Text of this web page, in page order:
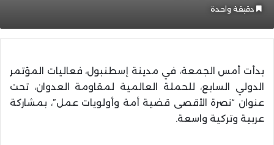
دقيقة واحدة
بدأت أمس الجمعة، في مدينة إسطنبول، فعاليات المؤتمر
الدولي السابع، للحملة العالمية لمقاومة العدوان، تحت
عنوان “نصرة الأقصى قضية أمة وأولويات عمل”، بمشاركة
عربية وتركية واسعة.